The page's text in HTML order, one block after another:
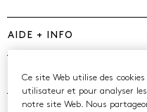
AIDE + INFO
MARQUES
Ce site Web utilise des
utilisateur et pour analyser
notre site Web. Nous